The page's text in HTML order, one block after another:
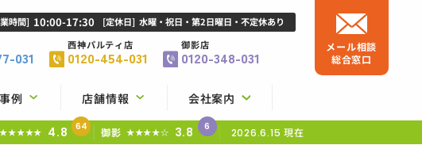
例 店舗情報 会社案内
時間] 10:00-17:30 [定休日] 水曜・祝日・第2日曜日・不定休あり
031
西神パルティ店
0120-454-031
御影店
0120-348-031
メール相談
総合窓口
★★★★★ 4.8 64 御影 ★★★★☆ 3.8 6 2026.6.15 現在